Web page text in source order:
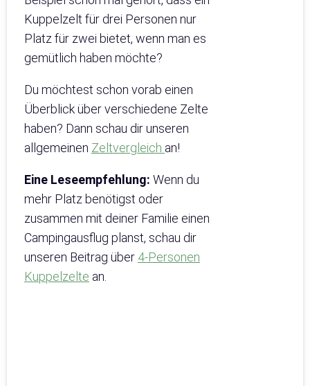
Kuppelzelt für drei Personen nur
Platz für zwei bietet, wenn man es
gemütlich haben möchte?
Du möchtest schon vorab einen
Überblick über verschiedene Zelte
haben? Dann schau dir unseren
allgemeinen Zeltvergleich an!
Eine Leseempfehlung: Wenn du
mehr Platz benötigst oder
zusammen mit deiner Familie einen
Campingausflug planst, schau dir
unseren Beitrag über 4-Personen
Kuppelzelte an.